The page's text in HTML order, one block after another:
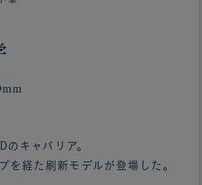
のキャバリア。
を経た刷新モデルが登場した。